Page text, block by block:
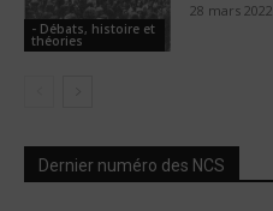
- Débats, histoire et
théories
28 mars 2022
Dernier numéro des NCS